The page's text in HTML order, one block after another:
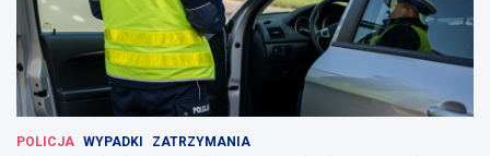
POLICJA WYPADKI ZATRZYMANIA